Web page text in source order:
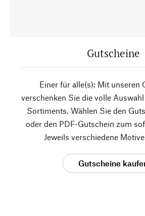
Gutscheine
Einer für alle(s): Mit unseren
verschenken Sie die volle
Sortiments. Wählen Sie den
oder den PDF-Gutschein zum
Jeweils verschiedene
Gutscheine